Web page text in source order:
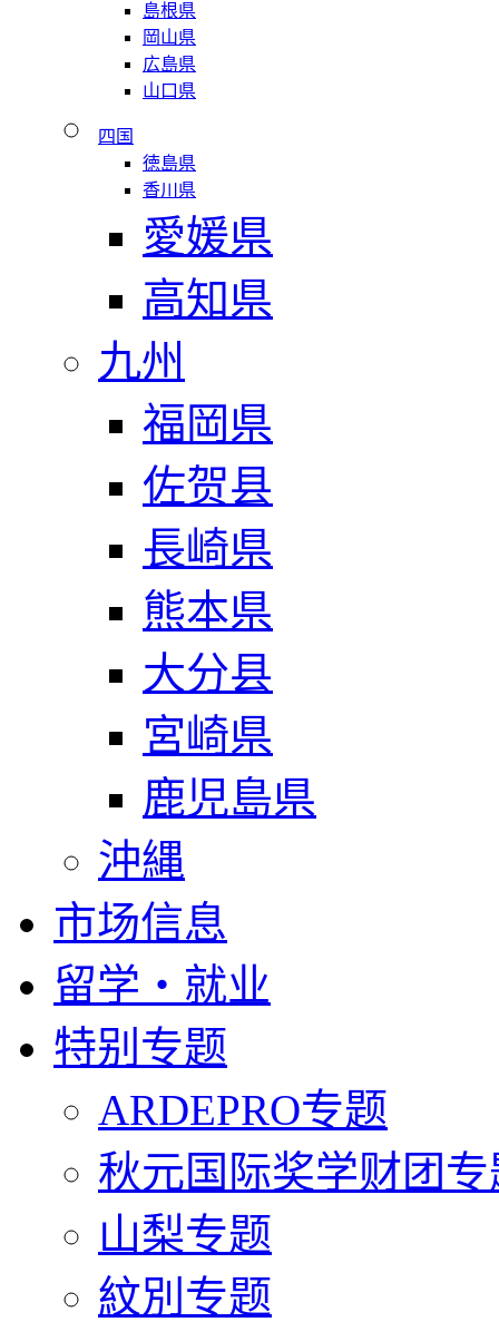
島根県
岡山県
広島県
山口県
四国
徳島県
香川県
愛媛県
高知県
九州
福岡県
佐贺县
長崎県
熊本県
大分县
宮崎県
鹿児島県
沖縄
市场信息
留学・就业
特别专题
ARDEPRO专题
秋元国际奖学财团专
山梨专题
紋別专题